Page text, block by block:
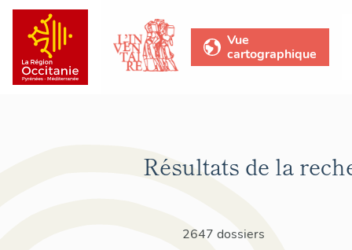
Vue
cartographique
Résultats de la
2647 dossiers